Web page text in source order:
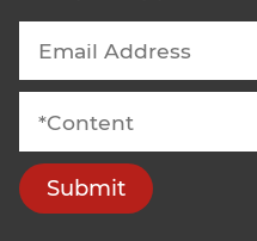
Submit